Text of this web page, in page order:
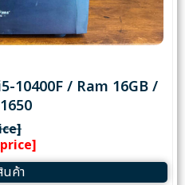
10400F / Ram 16GB /
ค้า